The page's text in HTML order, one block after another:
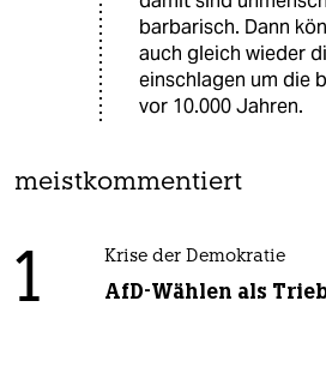
barbarisch. Dann
auch gleich wieder
einschlagen um die
vor 10.000 Jahren.
meistkommentiert
1 Krise der Demokratie
AfD-Wählen als